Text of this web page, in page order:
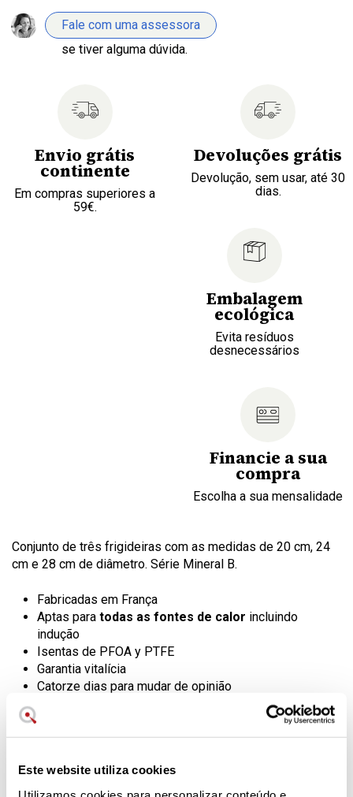
Este website utiliza cookies
Fale com uma assessora
se tiver alguma dúvida.
Envio grátis
continente
Em compras superiores a
59€.
Devoluções grátis
Devolução, sem usar, até 30
dias.
Embalagem
ecológica
Evita resíduos
desnecessários
Financie a sua
compra
Escolha a sua mensalidade
Conjunto de três frigideiras com as medidas de 20 cm, 24
cm e 28 cm de diâmetro. Série Mineral B.
Fabricadas em França
Aptas para todas as fontes de calor incluindo
indução
Isentas de PFOA y PTFE
Garantia vitalícia
Catorze dias para mudar de opinião
Serviço pós-venda através do telefone deapoio ao
Conjunto de Frigideiras de Buyer
mineral